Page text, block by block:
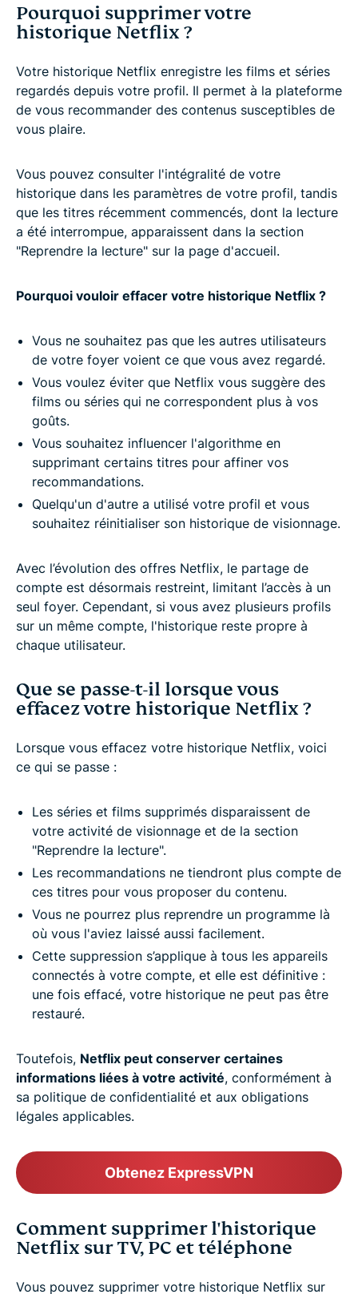
Pourquoi supprimer votre
historique Netflix ?
Votre historique Netflix enregistre les films et séries
regardés depuis votre profil. Il permet à la plateforme
de vous recommander des contenus susceptibles de
vous plaire.
Vous pouvez consulter l'intégralité de votre
historique dans les paramètres de votre profil, tandis
que les titres récemment commencés, dont la lecture
a été interrompue, apparaissent dans la section
"Reprendre la lecture" sur la page d'accueil.
Pourquoi vouloir effacer votre historique Netflix ?
Vous ne souhaitez pas que les autres utilisateurs
de votre foyer voient ce que vous avez regardé.
Vous voulez éviter que Netflix vous suggère des
films ou séries qui ne correspondent plus à vos
goûts.
Vous souhaitez influencer l'algorithme en
supprimant certains titres pour affiner vos
recommandations.
Quelqu'un d'autre a utilisé votre profil et vous
souhaitez réinitialiser son historique de visionnage.
Avec l’évolution des offres Netflix, le partage de
compte est désormais restreint, limitant l’accès à un
seul foyer. Cependant, si vous avez plusieurs profils
sur un même compte, l'historique reste propre à
chaque utilisateur.
Que se passe-t-il lorsque vous
effacez votre historique Netflix ?
Lorsque vous effacez votre historique Netflix, voici
ce qui se passe :
Les séries et films supprimés disparaissent de
votre activité de visionnage et de la section
"Reprendre la lecture".
Les recommandations ne tiendront plus compte de
ces titres pour vous proposer du contenu.
Vous ne pourrez plus reprendre un programme là
où vous l'aviez laissé aussi facilement.
Cette suppression s’applique à tous les appareils
connectés à votre compte, et elle est définitive :
une fois effacé, votre historique ne peut pas être
restauré.
Toutefois, Netflix peut conserver certaines
informations liées à votre activité, conformément à
sa politique de confidentialité et aux obligations
légales applicables.
Obtenez ExpressVPN
Comment supprimer l'historique
Netflix sur TV, PC et téléphone
Vous pouvez supprimer votre historique Netflix sur